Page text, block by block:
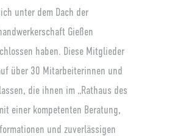
unter dem Dach der
Gießen
haben. Diese Mitglieder
über 30 Mitarbeiterinnen und
die ihnen im „Rathaus des
einer kompetenten Beratung,
und zuverlässigen